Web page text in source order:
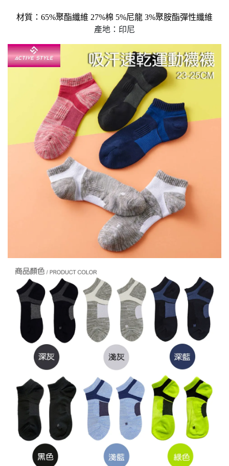
材質：65%聚酯纖維 27%棉 5%尼龍 3%聚胺酯彈性纖維
產地：印尼